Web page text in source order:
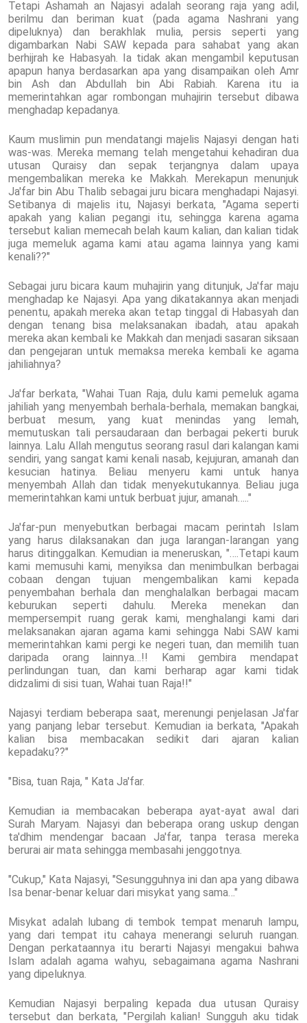
Tetapi Ashamah an Najasyi adalah seorang raja yang adil,
berilmu dan beriman kuat (pada agama Nashrani yang
dipeluknya) dan berakhlak mulia, persis seperti yang
digambarkan Nabi SAW kepada para sahabat yang akan
berhijrah ke Habasyah. Ia tidak akan mengambil keputusan
apapun hanya berdasarkan apa yang disampaikan oleh Amr
bin Ash dan Abdullah bin Abi Rabiah. Karena itu ia
memerintahkan agar rombongan muhajirin tersebut dibawa
menghadap kepadanya.
Kaum muslimin pun mendatangi majelis Najasyi dengan hati
was-was. Mereka memang telah mengetahui kehadiran dua
utusan Quraisy dan sepak terjangnya dalam upaya
mengembalikan mereka ke Makkah. Merekapun menunjuk
Ja'far bin Abu Thalib sebagai juru bicara menghadapi Najasyi.
Setibanya di majelis itu, Najasyi berkata, "Agama seperti
apakah yang kalian pegangi itu, sehingga karena agama
tersebut kalian memecah belah kaum kalian, dan kalian tidak
juga memeluk agama kami atau agama lainnya yang kami
kenali??"
Sebagai juru bicara kaum muhajirin yang ditunjuk, Ja'far maju
menghadap ke Najasyi. Apa yang dikatakannya akan menjadi
penentu, apakah mereka akan tetap tinggal di Habasyah dan
dengan tenang bisa melaksanakan ibadah, atau apakah
mereka akan kembali ke Makkah dan menjadi sasaran siksaan
dan pengejaran untuk memaksa mereka kembali ke agama
jahiliahnya?
Ja'far berkata, "Wahai Tuan Raja, dulu kami pemeluk agama
jahiliah yang menyembah berhala-berhala, memakan bangkai,
berbuat mesum, yang kuat menindas yang lemah,
memutuskan tali persaudaraan dan berbagai pekerti buruk
lainnya. Lalu Allah mengutus seorang rasul dari kalangan kami
sendiri, yang sangat kami kenali nasab, kejujuran, amanah dan
kesucian hatinya. Beliau menyeru kami untuk hanya
menyembah Allah dan tidak menyekutukannya. Beliau juga
memerintahkan kami untuk berbuat jujur, amanah….."
Ja'far-pun menyebutkan berbagai macam perintah Islam
yang harus dilaksanakan dan juga larangan-larangan yang
harus ditinggalkan. Kemudian ia meneruskan, "….Tetapi kaum
kami memusuhi kami, menyiksa dan menimbulkan berbagai
cobaan dengan tujuan mengembalikan kami kepada
penyembahan berhala dan menghalalkan berbagai macam
keburukan seperti dahulu. Mereka menekan dan
mempersempit ruang gerak kami, menghalangi kami dari
melaksanakan ajaran agama kami sehingga Nabi SAW kami
memerintahkan kami pergi ke negeri tuan, dan memilih tuan
daripada orang lainnya…!! Kami gembira mendapat
perlindungan tuan, dan kami berharap agar kami tidak
didzalimi di sisi tuan, Wahai tuan Raja!!"
Najasyi terdiam beberapa saat, merenungi penjelasan Ja'far
yang panjang lebar tersebut. Kemudian ia berkata, "Apakah
kalian bisa membacakan sedikit dari ajaran kalian
kepadaku??"
"Bisa, tuan Raja, " Kata Ja'far.
Kemudian ia membacakan beberapa ayat-ayat awal dari
Surah Maryam. Najasyi dan beberapa orang uskup dengan
ta'dhim mendengar bacaan Ja'far, tanpa terasa mereka
berurai air mata sehingga membasahi jenggotnya.
"Cukup," Kata Najasyi, "Sesungguhnya ini dan apa yang dibawa
Isa benar-benar keluar dari misykat yang sama…"
Misykat adalah lubang di tembok tempat menaruh lampu,
yang dari tempat itu cahaya menerangi seluruh ruangan.
Dengan perkataannya itu berarti Najasyi mengakui bahwa
Islam adalah agama wahyu, sebagaimana agama Nashrani
yang dipeluknya.
Kemudian Najasyi berpaling kepada dua utusan Quraisy
tersebut dan berkata, "Pergilah kalian! Sungguh aku tidak